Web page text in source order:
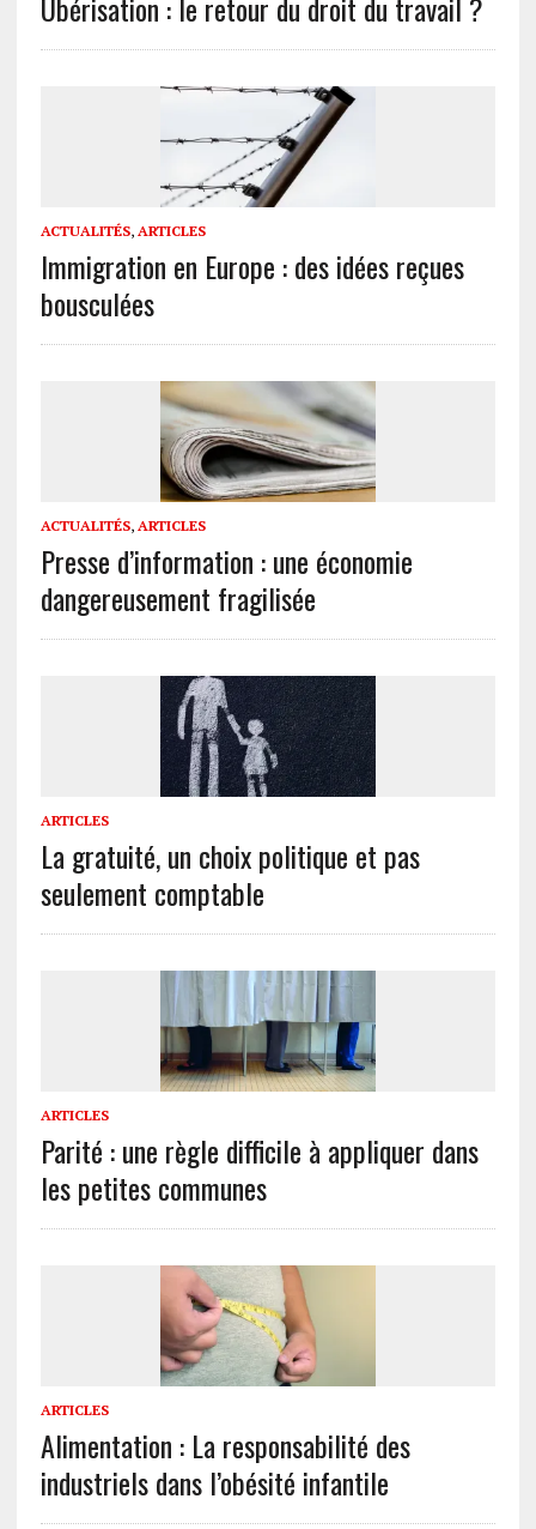
ACTUALITÉS, ARTICLES
Immigration en Europe : des idées reçues
bousculées
ACTUALITÉS, ARTICLES
Presse d’information : une économie
dangereusement fragilisée
ARTICLES
La gratuité, un choix politique et pas
seulement comptable
ARTICLES
Parité : une règle difficile à appliquer dans
les petites communes
ARTICLES
Alimentation : La responsabilité des
industriels dans l’obésité infantile